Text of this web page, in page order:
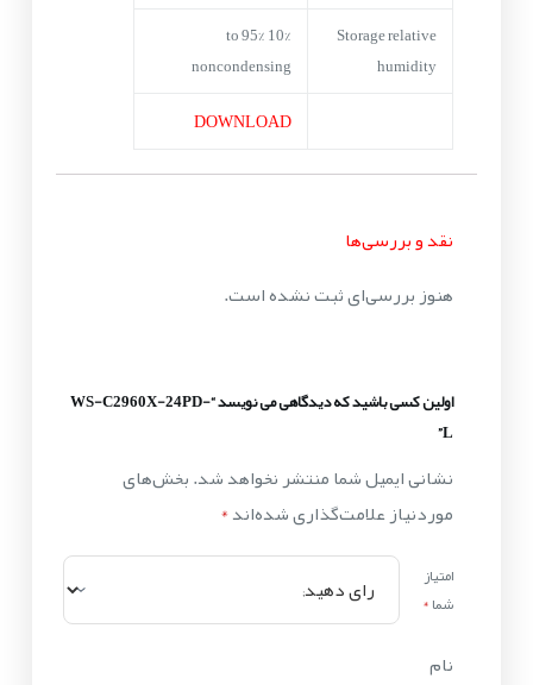
Storage relative
humidity
10% to 95%
noncondensing
DOWNLOAD
نقد و بررسی‌ها
هنوز بررسی‌ای ثبت نشده است.
اولین کسی باشید که دیدگاهی می نویسد “WS-C2960X-24PD-
L”
نشانی ایمیل شما منتشر نخواهد شد.بخش‌های
موردنیاز علامت‌گذاری شده‌اند*
امتیاز
شما*
نام